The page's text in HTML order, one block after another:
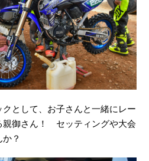
として、お子さんと一緒にレー
親御さん！ セッティングや大会
？